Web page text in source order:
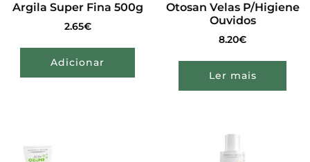
Argila Super Fina 500g
2.65€
Adicionar
Otosan Velas P/Higiene
Ouvidos
8.20€
Ler mais